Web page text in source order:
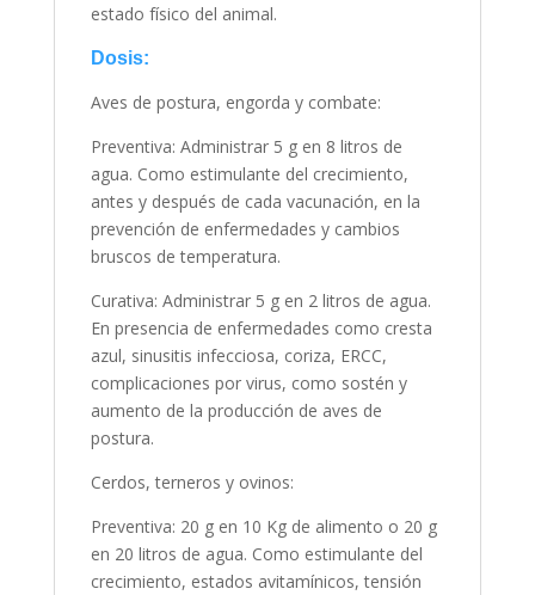
estado físico del animal.
Dosis:
Aves de postura, engorda y combate:
Preventiva: Administrar 5 g en 8 litros de
agua. Como estimulante del crecimiento,
antes y después de cada vacunación, en la
prevención de enfermedades y cambios
bruscos de temperatura.
Curativa: Administrar 5 g en 2 litros de agua.
En presencia de enfermedades como cresta
azul, sinusitis infecciosa, coriza, ERCC,
complicaciones por virus, como sostén y
aumento de la producción de aves de
postura.
Cerdos, terneros y ovinos:
Preventiva: 20 g en 10 Kg de alimento o 20 g
en 20 litros de agua. Como estimulante del
crecimiento, estados avitamínicos, tensión